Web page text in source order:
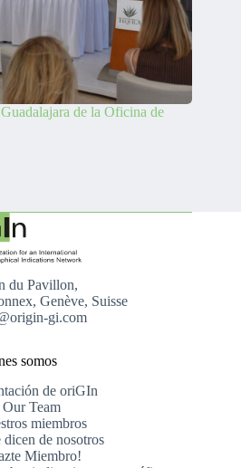
de la Oficina de
du Pavillon,
Genève, Suisse
gi.com
somos
de oriGIn
Our Team
miembros
de nosotros
Miembro!